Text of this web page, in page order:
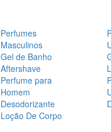
Perfumes
Masculinos
Gel de Banho
Aftershave
Perfume para
Homem
Desodorizante
Loção De Corpo